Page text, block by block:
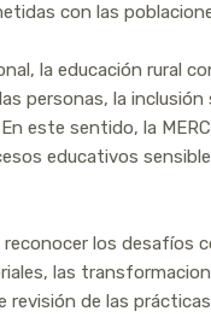
con las
la educación rural
personas, la
este sentido, la
educativos
los desafíos
las
de las